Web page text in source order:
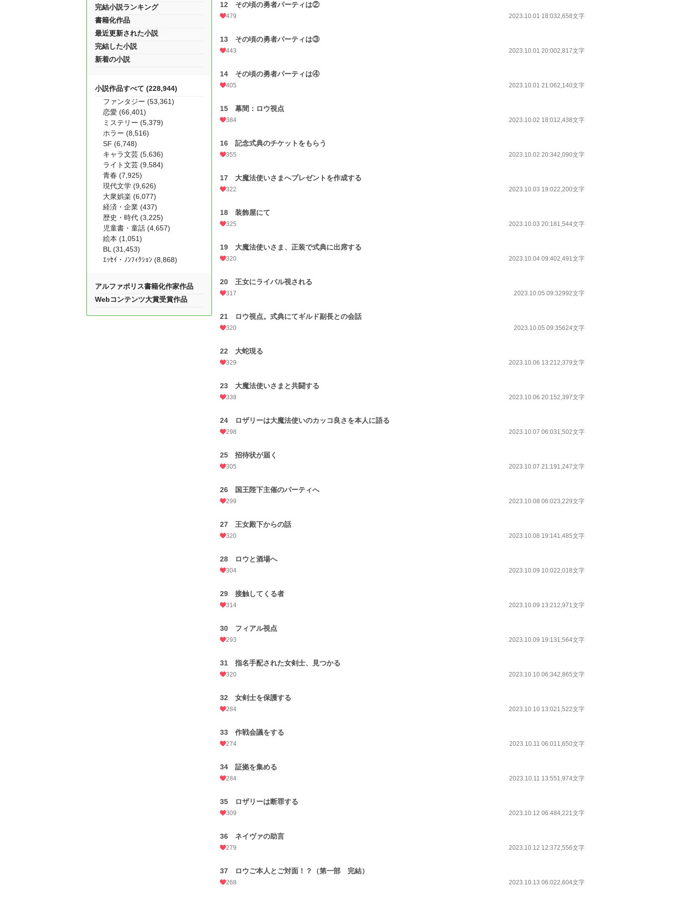
12 その頃の勇者パーティは②
479 2023.10.01 18:032,658文字
13 その頃の勇者パーティは③
443 2023.10.01 20:002,817文字
14 その頃の勇者パーティは④
405 2023.10.01 21:062,140文字
15 幕間：ロウ視点
384 2023.10.02 18:012,438文字
16 記念式典のチケットをもらう
355 2023.10.02 20:342,090文字
17 大魔法使いさまへプレゼントを作成する
322 2023.10.03 19:022,200文字
18 装飾屋にて
325 2023.10.03 20:181,544文字
19 大魔法使いさま、正装で式典に出席する
320 2023.10.04 09:402,491文字
20 王女にライバル視される
317 2023.10.05 09:32992文字
21 ロウ視点。式典にてギルド副長との会話
320 2023.10.05 09:35624文字
22 大蛇現る
329 2023.10.06 13:212,379文字
23 大魔法使いさまと共闘する
338 2023.10.06 20:152,397文字
24 ロザリーは大魔法使いのカッコ良さを本人に語る
298 2023.10.07 06:031,502文字
25 招待状が届く
305 2023.10.07 21:191,247文字
26 国王陛下主催のパーティへ
299 2023.10.08 06:023,229文字
27 王女殿下からの話
320 2023.10.08 19:141,485文字
28 ロウと酒場へ
304 2023.10.09 10:022,018文字
29 接触してくる者
314 2023.10.09 13:212,971文字
30 フィアル視点
293 2023.10.09 19:131,564文字
31 指名手配された女剣士、見つかる
320 2023.10.10 06:342,865文字
32 女剣士を保護する
284 2023.10.10 13:021,522文字
33 作戦会議をする
274 2023.10.11 06:011,650文字
34 証拠を集める
284 2023.10.11 13:551,974文字
35 ロザリーは断罪する
309 2023.10.12 06:484,221文字
36 ネイヴァの助言
279 2023.10.12 12:372,556文字
37 ロウご本人とご対面！？（第一部 完結）
268 2023.10.13 06:022,604文字
完結小説ランキング
書籍化作品
最近更新された小説
完結した小説
新着の小説
小説作品すべて (228,944)
ファンタジー (53,361)
恋愛 (66,401)
ミステリー (5,379)
ホラー (8,516)
SF (6,748)
キャラ文芸 (5,636)
ライト文芸 (9,584)
青春 (7,925)
現代文学 (9,626)
大衆娯楽 (6,077)
経済・企業 (437)
歴史・時代 (3,225)
児童書・童話 (4,657)
絵本 (1,051)
BL (31,453)
ｴｯｾｲ・ﾉﾝﾌｨｸｼｮﾝ (8,868)
アルファポリス書籍化作家作品
Webコンテンツ大賞受賞作品